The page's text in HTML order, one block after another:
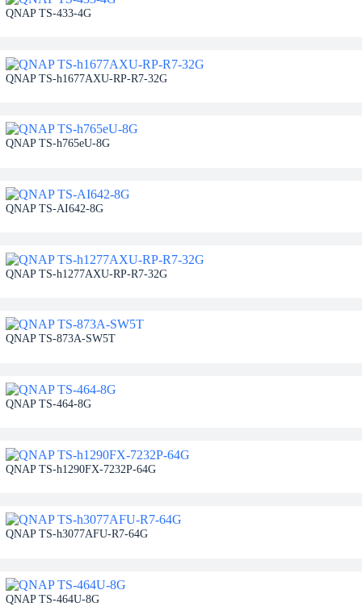
QNAP TS-433-4G
QNAP TS-h1677AXU-RP-R7-32G
QNAP TS-h765eU-8G
QNAP TS-AI642-8G
QNAP TS-h1277AXU-RP-R7-32G
QNAP TS-873A-SW5T
QNAP TS-464-8G
QNAP TS-h1290FX-7232P-64G
QNAP TS-h3077AFU-R7-64G
QNAP TS-464U-8G